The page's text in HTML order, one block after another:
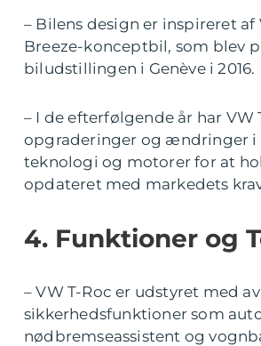
– Bilens design er inspireret af
Breeze-konceptbil, som blev
biludstillingen i Genève i 2016.
– I de efterfølgende år har VW
opgraderinger og ændringer i
teknologi og motorer for at
opdateret med markedets
4. Funktioner og
– VW T-Roc er udstyret med
sikkerhedsfunktioner som
nødbremseassistent og